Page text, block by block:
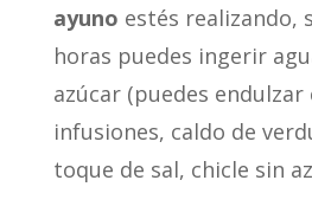
ayuno estés realizando,
horas puedes ingerir
azúcar (puedes endulzar
infusiones, caldo de
toque de sal, chicle sin